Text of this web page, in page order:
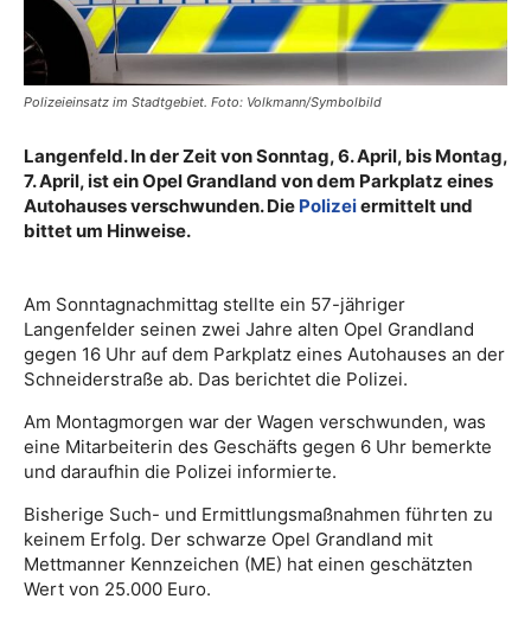
Polizeieinsatz im Stadtgebiet. Foto: Volkmann/Symbolbild
Langenfeld. In der Zeit von Sonntag, 6. April, bis Montag,
7. April, ist ein Opel Grandland von dem Parkplatz eines
Autohauses verschwunden. Die Polizeiermittelt und
bittet um Hinweise.
Am Sonntagnachmittag stellte ein 57-jähriger
Langenfelder seinen zwei Jahre alten Opel Grandland
gegen 16 Uhr auf dem Parkplatz eines Autohauses an der
Schneiderstraße ab. Das berichtet die Polizei.
Am Montagmorgen war der Wagen verschwunden, was
eine Mitarbeiterin des Geschäfts gegen 6 Uhr bemerkte
und daraufhin die Polizei informierte.
Bisherige Such- und Ermittlungsmaßnahmen führten zu
keinem Erfolg. Der schwarze Opel Grandland mit
Mettmanner Kennzeichen (ME) hat einen geschätzten
Wert von 25.000 Euro.